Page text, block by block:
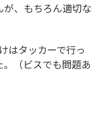
、もちろん適切な
はタッカーで行っ
（ビスでも問題あ